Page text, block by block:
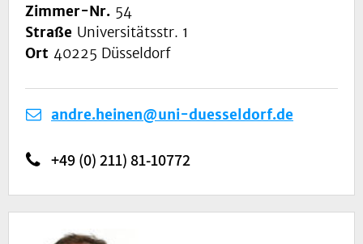
Zimmer-Nr. 54
Straße Universitätsstr. 1
Ort 40225 Düsseldorf
andre.heinen@uni-duesseldorf.de
+49 (0) 211) 81-10772